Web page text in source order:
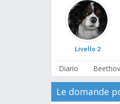
Livello 2
Diario
Le domande